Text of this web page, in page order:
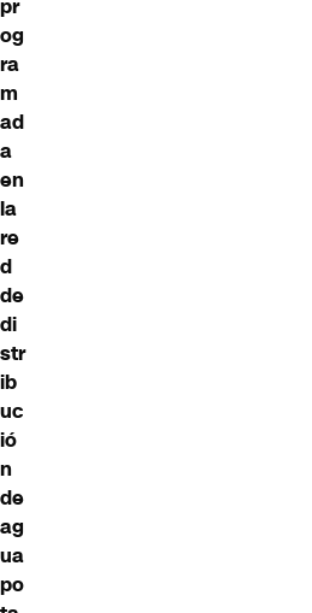
pr
og
ra
m
ad
a
en
la
re
d
de
di
str
ib
uc
ió
n
de
ag
ua
po